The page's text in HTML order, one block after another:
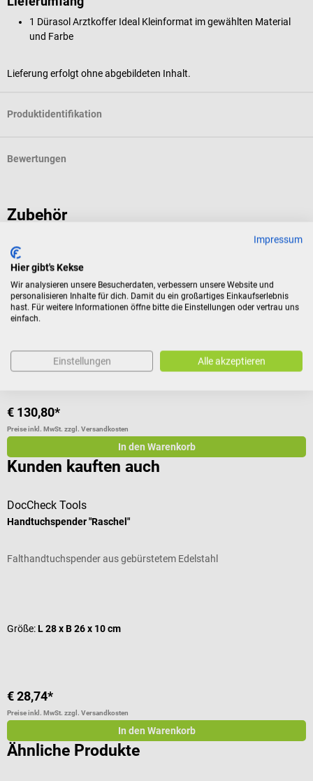
1 Dürasol Arztkoffer Ideal Kleinformat im gewählten Material
und Farbe
Lieferung erfolgt ohne abgebildeten Inhalt.
Produktidentifikation
Bewertungen
Zubehör
DÜRASOL
Rezept-Brieftasche
Aus Kalbsleder mit 10 Einzelfächern
€ 130,80*
Preise inkl. MwSt. zzgl. Versandkosten
In den Warenkorb
Kunden kauften auch
DocCheck Tools
Handtuchspender "Raschel"
Falthandtuchspender aus gebürstetem Edelstahl
Größe:L 28 x B 26 x 10 cm
€ 28,74*
Preise inkl. MwSt. zzgl. Versandkosten
In den Warenkorb
Ähnliche Produkte
Impressum
Hier gibt's Kekse
Wir analysieren unsere Besucherdaten, verbessern unsere Website und
personalisieren Inhalte für dich. Damit du ein großartiges Einkaufserlebnis
hast. Für weitere Informationen öffne bitte die Einstellungen oder vertrau uns
einfach.
Einstellungen Alle akzeptieren